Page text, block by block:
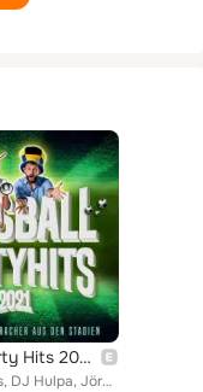
Fussball Party Hits 2021: Die Stimmungskracher aus den Stadien
Various Artists, DJ Hulpa, Jörg & Dragan (Die Autohändler), Ina Colada, Tim Toupet, Björn Chili, Andy Bar, Lollies, Julian Somme...